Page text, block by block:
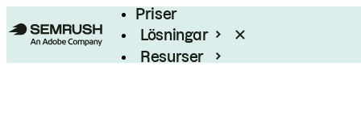
Priser
Lösningar
Resurser